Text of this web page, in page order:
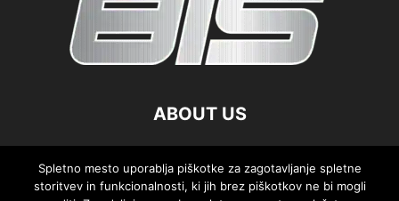
ABOUT US
FOLLOW US
Spletno mesto uporablja piškotke za zagotavljanje spletne
storitvev in funkcionalnosti, ki jih brez piškotkov ne bi mogli